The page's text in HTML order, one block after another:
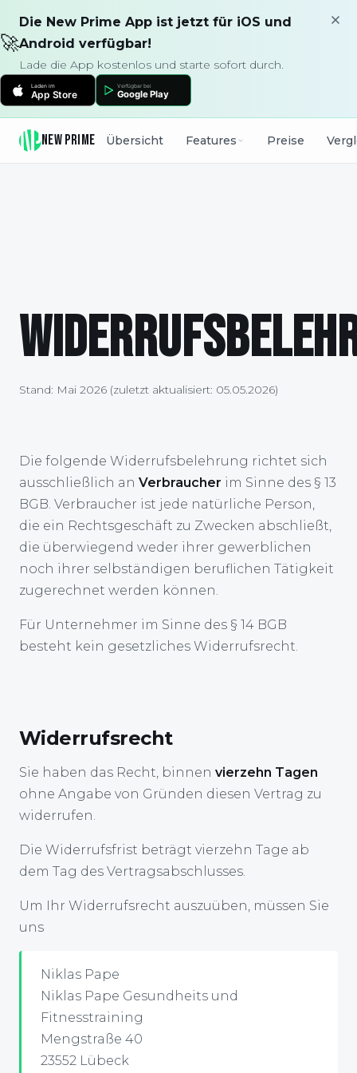
🚀
Die New Prime App ist jetzt für iOS und
Android verfügbar!
Lade die App kostenlos und starte sofort durch.
NEW PRIME Übersicht Features Preise
Stand: Mai 2026 (zuletzt aktualisiert: 05.05.2026)
Die folgende Widerrufsbelehrung richtet sich
ausschließlich an Verbraucher im Sinne des § 13
BGB. Verbraucher ist jede natürliche Person,
die ein Rechtsgeschäft zu Zwecken abschließt,
die überwiegend weder ihrer gewerblichen
noch ihrer selbständigen beruflichen Tätigkeit
zugerechnet werden können.
Für Unternehmer im Sinne des § 14 BGB
besteht kein gesetzliches Widerrufsrecht.
Widerrufsrecht
Sie haben das Recht, binnen vierzehn Tagen
ohne Angabe von Gründen diesen Vertrag zu
widerrufen.
Die Widerrufsfrist beträgt vierzehn Tage ab
dem Tag des Vertragsabschlusses.
Um Ihr Widerrufsrecht auszuüben, müssen Sie
uns
Niklas Pape
Niklas Pape Gesundheits und
Fitnesstraining
Mengstraße 40
23552 Lübeck